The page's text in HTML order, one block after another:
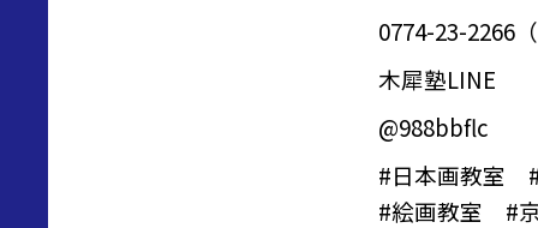
0774-23-2266
木犀塾LINE
@988bbflc
#日本画教室
#絵画教室 #